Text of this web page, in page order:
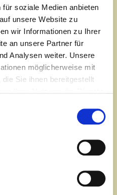
soziale Medien anbieten
unsere Website zu
wir Informationen zu Ihrer
an unsere Partner für
Analysen weiter. Unsere
möglicherweise mit
Sie ihnen bereitgestellt